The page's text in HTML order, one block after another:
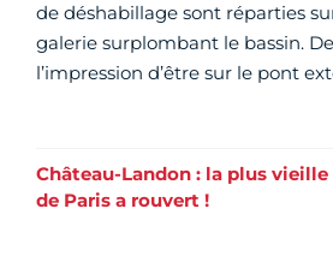
de déshabillage sont réparties
galerie surplombant le bassin.
l’impression d’être sur le pont
Château-Landon : la plus
de Paris a rouvert !